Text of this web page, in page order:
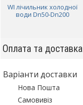
WI лічильник холодної
води Dn50-Dn200
Оплата та доставка
Варіанти доставки
Нова Пошта
Самовивіз